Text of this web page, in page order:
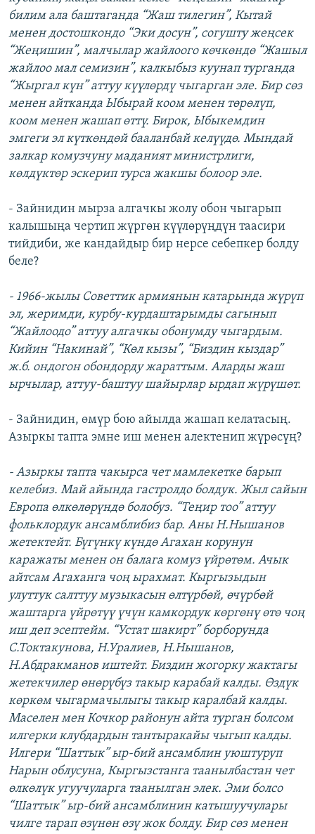
билим ала баштаганда “Жаш тилегин”, Кытай
менен достошкондо “Эки досун”, согушту жеңсек
“Жеңишин”, малчылар жайлоого көчкөндө “Жашыл
жайлоо мал семизин”, калкыбыз куунап турганда
“Жыргал күн” аттуу күүлөрдү чыгарган эле. Бир сөз
менен айтканда Ыбырай коом менен төрөлүп,
коом менен жашап өттү. Бирок, Ыбыкемдин
эмгеги эл күткөндөй бааланбай келүүдө. Мындай
залкар комузчуну маданият министрлиги,
көлдүктөр эскерип турса жакшы болоор эле.
- Зайнидин мырза алгачкы жолу обон чыгарып
калышыңа чертип жүргөн күүлөрүңдүн таасири
тийдиби, же кандайдыр бир нерсе себепкер болду
беле?
- 1966-жылы Советтик армиянын катарында жүрүп
эл, жеримди, курбу-курдаштарымды сагынып
“Жайлоодо” аттуу алгачкы обонумду чыгардым.
Кийин “Накинай”, “Көл кызы”, “Биздин кыздар”
ж.б. ондогон обондорду жараттым. Аларды жаш
ырчылар, аттуу-баштуу шайырлар ырдап жүрүшөт.
- Зайнидин, өмүр бою айылда жашап келатасың.
Азыркы тапта эмне иш менен алектенип жүрөсүң?
- Азыркы тапта чакырса чет мамлекетке барып
келебиз. Май айында гастролдо болдук. Жыл сайын
Европа өлкөлөрүндө болобуз. “Теңир тоо” аттуу
фольклордук ансамблибиз бар. Аны Н.Нышанов
жетектейт. Бүгүнкү күндө Агахан корунун
каражаты менен он балага комуз үйрөтөм. Ачык
айтсам Агаханга чоң ырахмат. Кыргызыдын
улуттук салттуу музыкасын өлтүрбөй, өчүрбөй
жаштарга үйрөтүү үчүн камкордук көргөнү өтө чоң
иш деп эсептейм. “Устат шакирт” борборунда
С.Токтакунова, Н.Уралиев, Н.Нышанов,
Н.Абдракманов иштейт. Биздин жогорку жактагы
жетекчилер өнөрүбүз такыр карабай калды. Өздүк
көркөм чыгармачылыгы такыр каралбай калды.
Маселен мен Кочкор районун айта турган болсом
илгерки клубдардын тантыракайы чыгып калды.
Илгери “Шаттык” ыр-бий ансамблин уюштуруп
Нарын облусуна, Кыргызстанга таанылбастан чет
өлкөлүк угуучуларга таанылган элек. Эми болсо
“Шаттык” ыр-бий ансамблинин катышуучулары
чилге тарап өзүнөн өзү жок болду. Бир сөз менен